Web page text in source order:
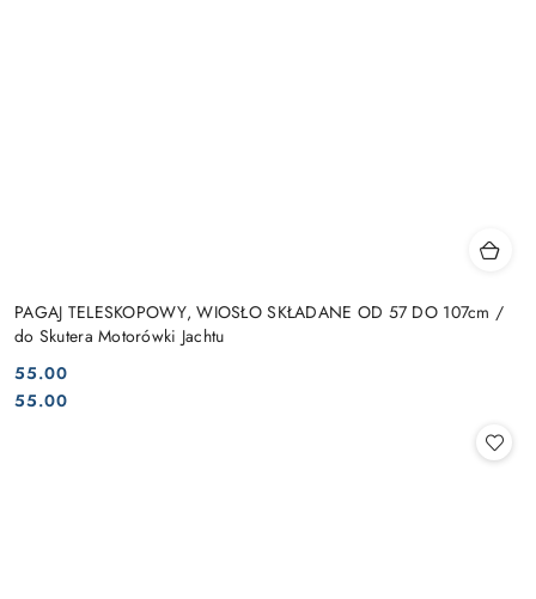
PAGAJ TELESKOPOWY, WIOSŁO SKŁADANE OD 57 DO 107cm /
do Skutera Motorówki Jachtu
Cena:
55.00
Cena:
55.00